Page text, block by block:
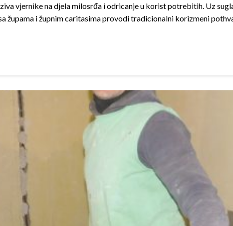
vjernike na djela milosrđa i odricanje u korist potrebitih. Uz
župama i župnim caritasima provodi tradicionalni korizmeni